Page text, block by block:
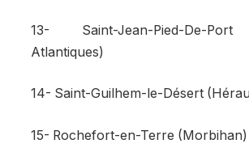
13- Saint-Jean-Pied-De-Port
Atlantiques)
14- Saint-Guilhem-le-Désert
15- Rochefort-en-Terre (Morbihan)